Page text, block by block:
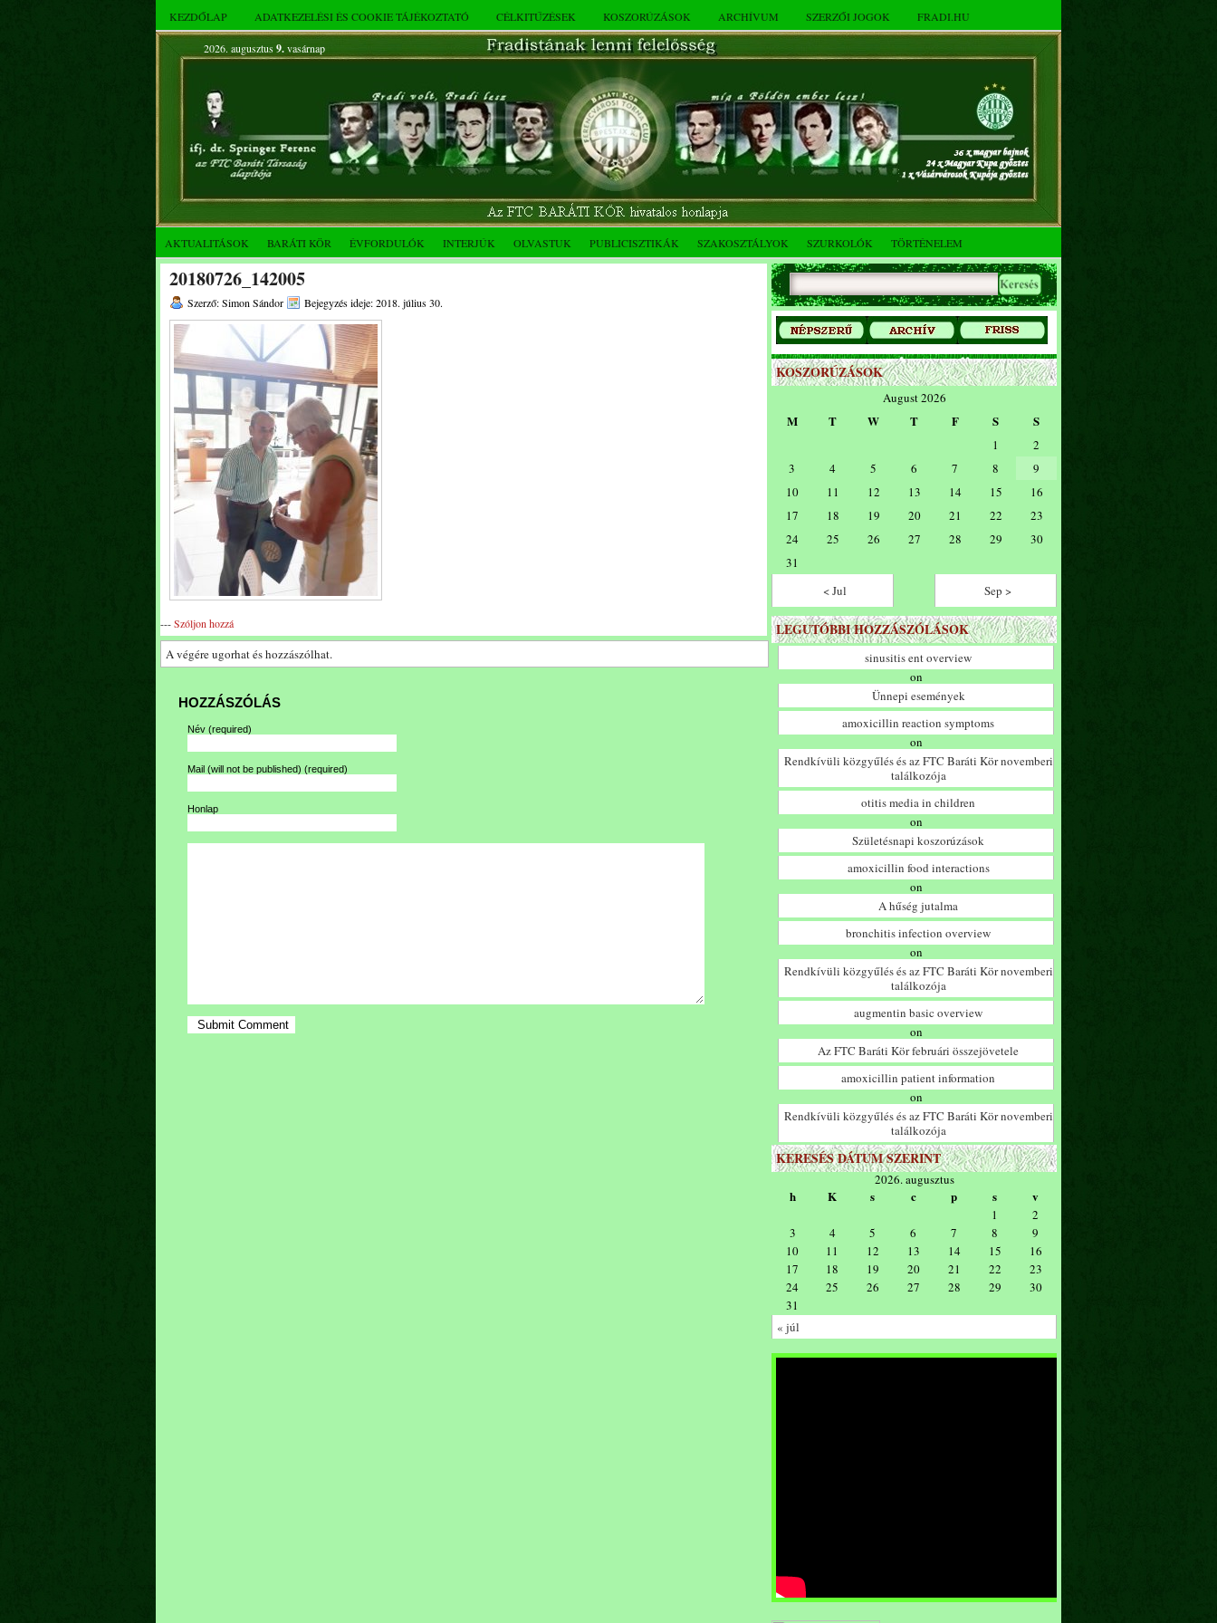
KEZDŐLAP ADATKEZELÉSI ÉS COOKIE TÁJÉKOZTATÓ CÉLKITŰZÉSEK KOSZORÚZÁSOK ARCHÍVUM SZERZŐI JOGOK FRADI.HU
2026. augusztus 9.vasárnap
AKTUALITÁSOK BARÁTI KÖR ÉVFORDULÓK INTERJÚK OLVASTUK PUBLICISZTIKÁK SZAKOSZTÁLYOK SZURKOLÓK TÖRTÉNELEM
20180726_142005
Szerző: Simon Sándor Bejegyzés ideje: 2018. július 30.
---Szóljon hozzá
A végére ugorhat és hozzászólhat.
HOZZÁSZÓLÁS
Név (required)
Mail (will not be published) (required)
Honlap
KOSZORÚZÁSOK
August 2026
M T W T F S S
1
2
3
4 5 6 7 8
9
10
11 12 13 14 15
16
17
18 19 20 21 22
23
24
25 26 27 28 29
30
31
< Jul
Sep >
LEGUTÓBBI HOZZÁSZÓLÁSOK
sinusitis ent overview
on
Ünnepi események
amoxicillin reaction symptoms
on
Rendkívüli közgyűlés és az FTC Baráti Kör novemberi
találkozója
otitis media in children
on
Születésnapi koszorúzások
amoxicillin food interactions
on
A hűség jutalma
bronchitis infection overview
on
Rendkívüli közgyűlés és az FTC Baráti Kör novemberi
találkozója
augmentin basic overview
on
Az FTC Baráti Kör februári összejövetele
amoxicillin patient information
on
Rendkívüli közgyűlés és az FTC Baráti Kör novemberi
találkozója
KERESÉS DÁTUM SZERINT
2026. augusztus
h K s c p s v
1
2
3
4 5 6 7 8
9
10
11 12 13 14 15
16
17
18 19 20 21 22
23
24
25 26 27 28 29
30
31
« júl